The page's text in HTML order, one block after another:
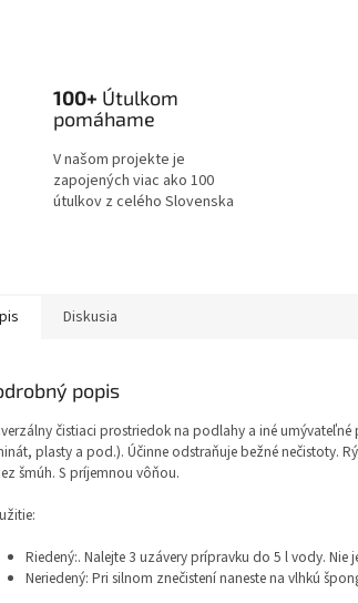
100+ Útulkom
pomáhame
V našom projekte je
zapojených viac ako 100
útulkov z celého Slovenska
Diskusia
popis
čistiaci prostriedok na podlahy a iné
plasty a pod.). Účinne odstraňuje bežné nečistoty.
šmúh. S príjemnou vôňou.
Riedený:. Nalejte 3 uzávery prípravku do 5 l vody.
Neriedený: Pri silnom znečistení naneste na vlhkú